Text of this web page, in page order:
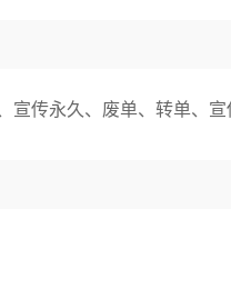
传永久、废单、转单、